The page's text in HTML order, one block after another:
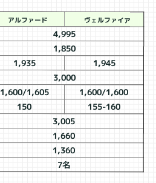
アルファード ヴェルファイア
4,995
1,850
1,935 1,945
3,000
1,600/1,605 1,600/1,600
150 155-160
3,005
1,660
1,360
7名